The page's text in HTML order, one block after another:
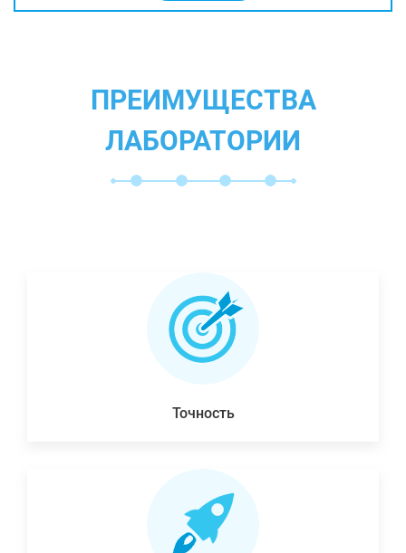
ПРЕИМУЩЕСТВА
ЛАБОРАТОРИИ
Точность